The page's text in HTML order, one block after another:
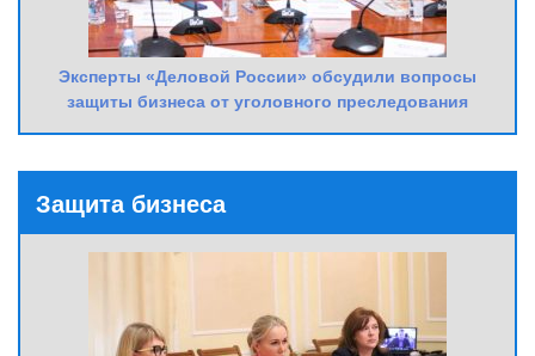
Эксперты «Деловой России» обсудили вопросы
защиты бизнеса от уголовного преследования
Защита бизнеса